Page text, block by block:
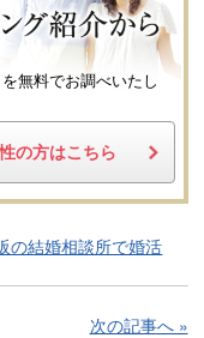
無料でお調べいたし
の方はこちら
結婚相談所で婚活
次の記事へ »